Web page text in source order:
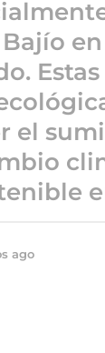
el
ago